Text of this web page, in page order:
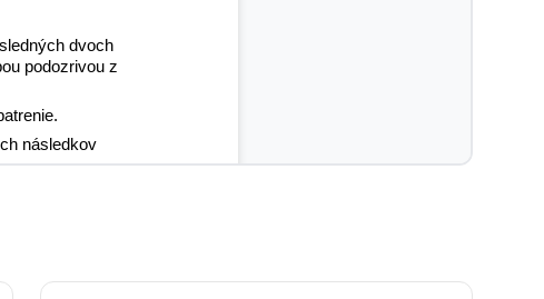
dvoch
podozrivou z
následkov